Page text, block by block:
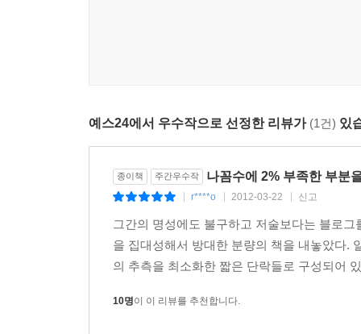
예스24에서 우수작으로 선정한 리뷰가 (1건) 있
종이책 주간우수작 나꼼수에 2% 부족한 부분
r****o 2012-03-22 신고
그간의 명성에도 불구하고 저술보다는 블로
을 집대성해서 방대한 분량의 책을 내놓았다.
의 추측을 최소화한 짧은 단락들로 구성되어
10명이 이 리뷰를 추천합니다.